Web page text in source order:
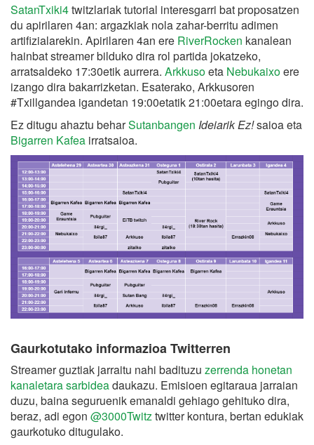
SatanTxiki4twitzlariak tutorial interesgarri bat proposatzen
du apirilaren 4an: argazkiak nola zahar-berritu adimen
artifizialarekin. Apirilaren 4an ere RiverRocken kanalean
hainbat streamer bilduko dira rol partida jokatzeko,
arratsaldeko 17:30etik aurrera. Arkkusoeta Nebukaixoere
izango dira bakarrizketan. Esaterako, Arkkusoren
#Txillgandea igandetan 19:00etatik 21:00etara egingo dira.
Ez ditugu ahaztu beharSutanbangen Ideiarik Ez!saioa eta
Bigarren Kafea irratsaioa.
Gaurkotutako informazioa Twitterren
Streamer guztiak jarraitu nahi badituzu zerrenda honetan
kanaletara sarbideadaukazu. Emisioen egitaraua jarraian
duzu, baina seguruenik emanaldi gehiago gehituko dira,
beraz, adi egon @3000Twitztwitter kontura, bertan edukiak
gaurkotuko ditugulako.